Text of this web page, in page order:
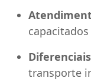
Diferenciais
transporte